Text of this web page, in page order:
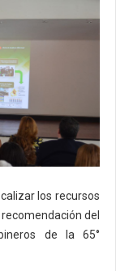
los recursos
del
de la 65°